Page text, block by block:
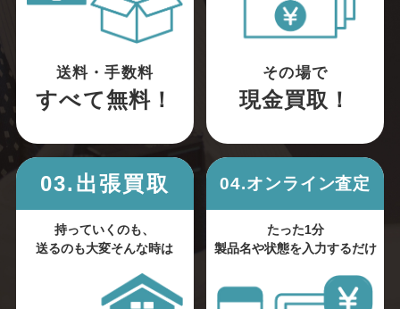
送料・手数料
すべて無料！
その場で
現金買取！
03.出張買取
持っていくのも、
送るのも大変そんな時は
04.オンライン査定
たった1分
製品名や状態を入力するだけ